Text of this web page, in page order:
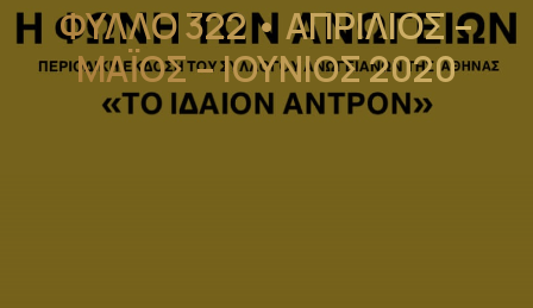
ΦΥΛΛO 322 • ΑΠΡΙΛΙΟΣ –
ΜΑΪΟΣ – ΙΟΥΝΙΟΣ 2020